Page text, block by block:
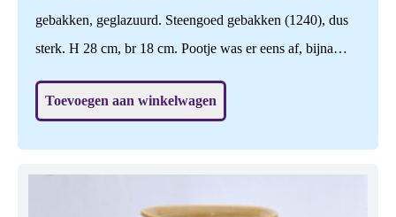
gebakken, geglazuurd. Steengoed gebakken (1240), dus
sterk. H 28 cm, br 18 cm. Pootje was er eens af, bijna
Toevoegen aan winkelwagen